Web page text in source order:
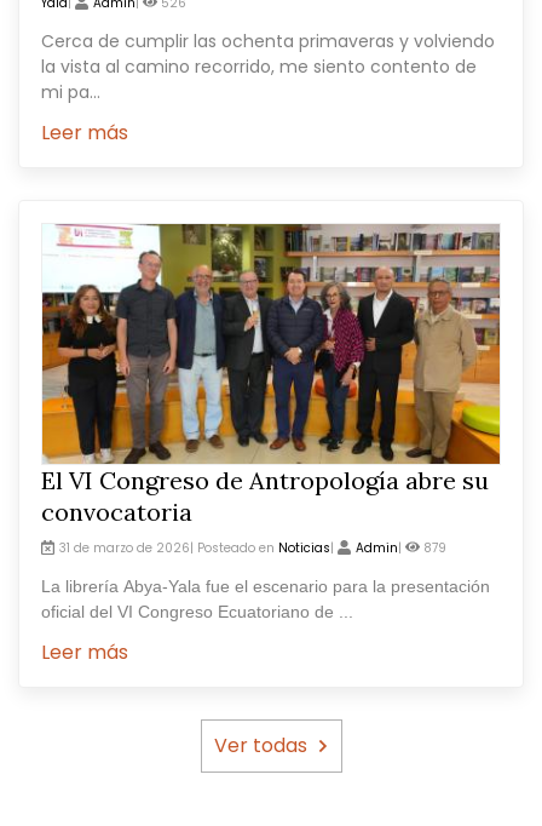
Cerca de cumplir las ochenta primaveras y volviendo
la vista al camino recorrido, me siento contento de
mi pa...
Leer más
El VI Congreso de Antropología abre su
convocatoria
31 de marzo de 2026| Posteado en Noticias| Admin| 879
La librería Abya-Yala fue el escenario para la presentación
oficial del VI Congreso Ecuatoriano de ...
Leer más
Ver todas